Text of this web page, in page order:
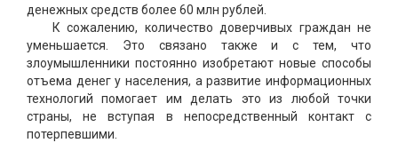
денежных средств более 60 млн рублей.
К сожалению, количество доверчивых граждан не
уменьшается. Это связано также и с тем, что
злоумышленники постоянно изобретают новые способы
отъема денег у населения, а развитие информационных
технологий помогает им делать это из любой точки
страны, не вступая в непосредственный контакт с
потерпевшими.